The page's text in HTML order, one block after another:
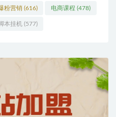
粉营销(616) 电商课程 (478)
本挂机(577)